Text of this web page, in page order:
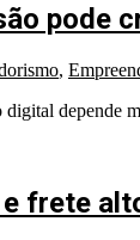
pode
,
depende
frete